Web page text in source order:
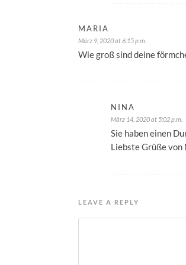
MARIA
März 9, 2020 at 6:15 p.m.
Wie groß sind deine
NINA
März 14, 2020 at 5:02 p.m.
Sie haben einen
Liebste Grüße von
LEAVE A REPLY